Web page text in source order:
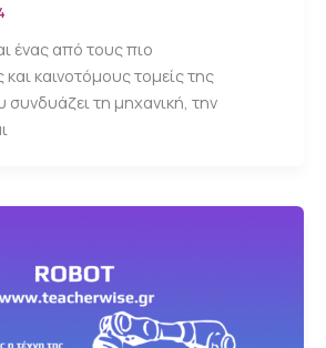
ένας από τους πιο
καινοτόμους τομείς της
συνδυάζει τη μηχανική, την